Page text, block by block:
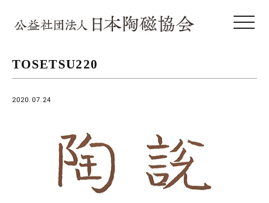
toggle
TOSETSU220
2020.07.24